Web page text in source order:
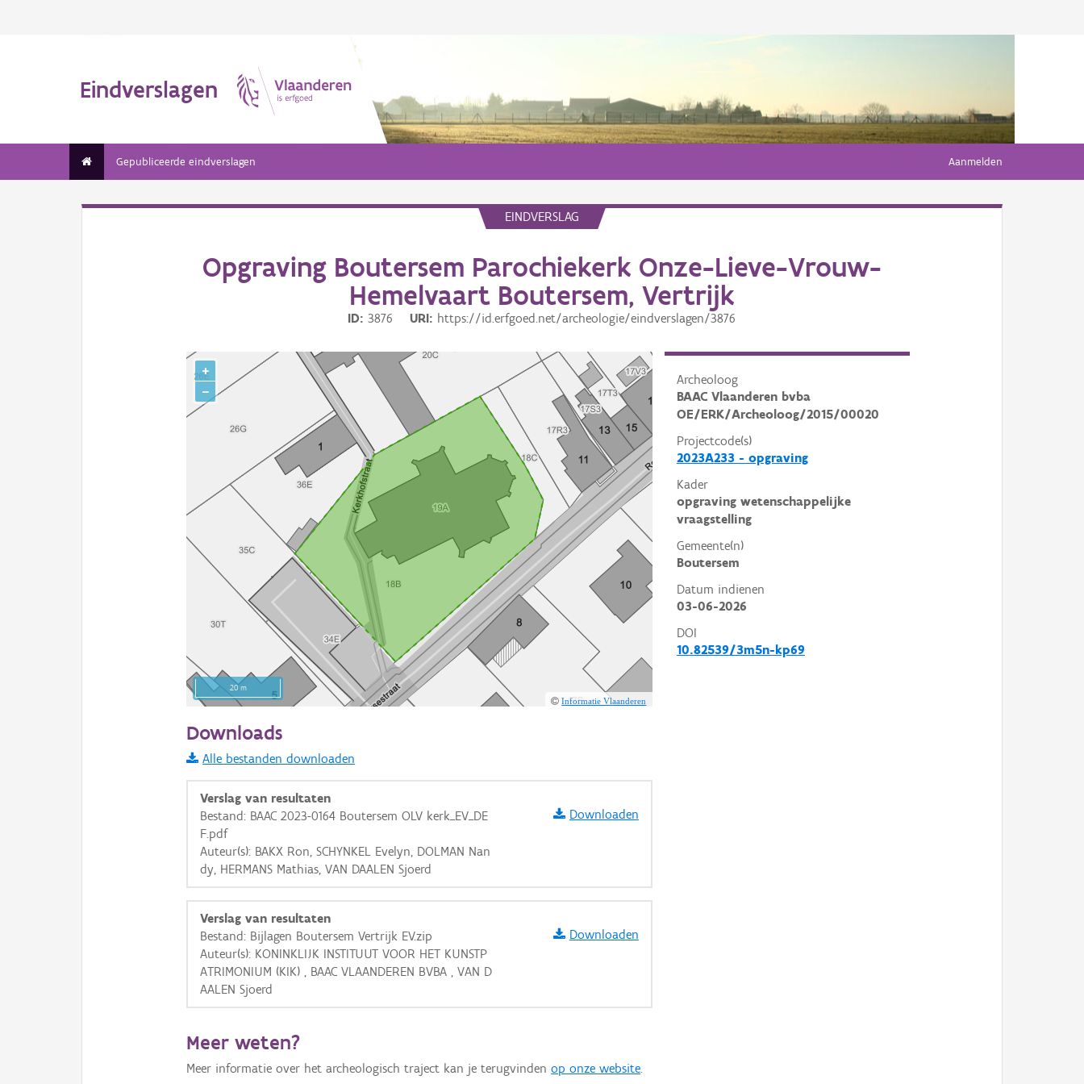
Eindverslagen
Gepubliceerde eindverslagen Aanmelden
EINDVERSLAG
Opgraving Boutersem Parochiekerk Onze-Lieve-Vrouw-
Hemelvaart Boutersem, Vertrijk
ID 3876 URI https://id.erfgoed.net/archeologie/eindverslagen/3876
Archeoloog
BAAC Vlaanderen bvba
OE/ERK/Archeoloog/2015/00020
Projectcode(s)
2023A233 - opgraving
Kader
opgraving wetenschappelijke
vraagstelling
Gemeente(n)
Boutersem
Datum indienen
03-06-2026
DOI
10.82539/3m5n-kp69
20 m
Informatie Vlaanderen
+
−
Basis Lagen
OSM-Basiskaart
Ortho
GRB-Basiskaart in grijswaarden
Downloads
Alle bestanden downloaden
Verslag van resultaten
Bestand: BAAC 2023-0164 Boutersem OLV kerk_EV_DE
F.pdf
Auteur(s): BAKX Ron, SCHYNKEL Evelyn, DOLMAN Nan
dy, HERMANS Mathias, VAN DAALEN Sjoerd
Downloaden
Verslag van resultaten
Bestand: Bijlagen Boutersem Vertrijk EV.zip
Auteur(s): KONINKLIJK INSTITUUT VOOR HET KUNSTP
ATRIMONIUM (KIK) , BAAC VLAANDEREN BVBA , VAN D
AALEN Sjoerd
Downloaden
Meer weten?
Meer informatie over het archeologisch traject kan je terugvindenop onze website.